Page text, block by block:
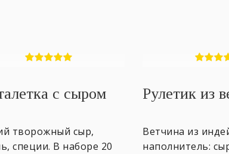
с сыром
творожный сыр,
специи. В наборе 20
Рулетик из
Ветчина из
наполнитель: